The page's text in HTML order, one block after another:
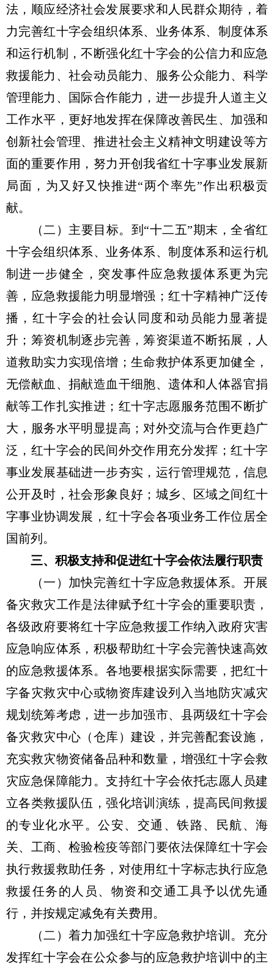
法，顺应经济社会发展要求和人民群众期待，着
力完善红十字会组织体系、业务体系、制度体系
和运行机制，不断强化红十字会的公信力和应急
救援能力、社会动员能力、服务公众能力、科学
管理能力、国际合作能力，进一步提升人道主义
工作水平，更好地发挥在保障改善民生、加强和
创新社会管理、推进社会主义精神文明建设等方
面的重要作用，努力开创我省红十字事业发展新
局面，为又好又快推进“两个率先”作出积极贡
献。
（二）主要目标。到“十二五”期末，全省红
十字会组织体系、业务体系、制度体系和运行机
制进一步健全，突发事件应急救援体系更为完
善，应急救援能力明显增强；红十字精神广泛传
播，红十字会的社会认同度和动员能力显著提
升；筹资机制逐步完善，筹资渠道不断拓展，人
道救助实力实现倍增；生命救护体系更加健全，
无偿献血、捐献造血干细胞、遗体和人体器官捐
献等工作扎实推进；红十字志愿服务范围不断扩
大，服务水平明显提高；对外交流与合作更趋广
泛，红十字会的民间外交作用充分发挥；红十字
事业发展基础进一步夯实，运行管理规范，信息
公开及时，社会形象良好；城乡、区域之间红十
字事业协调发展，红十字会各项业务工作位居全
国前列。
三、积极支持和促进红十字会依法履行职责
（一）加快完善红十字应急救援体系。开展
备灾救灾工作是法律赋予红十字会的重要职责，
各级政府要将红十字应急救援工作纳入政府灾害
应急响应体系，积极帮助红十字会完善快速高效
的应急救援体系。各地要根据实际需要，把红十
字备灾救灾中心或物资库建设列入当地防灾减灾
规划统筹考虑，进一步加强市、县两级红十字会
备灾救灾中心（仓库）建设，并完善配套设施，
充实救灾物资储备品种和数量，增强红十字会救
灾应急保障能力。支持红十字会依托志愿人员建
立各类救援队伍，强化培训演练，提高民间救援
的专业化水平。公安、交通、铁路、民航、海
关、工商、检验检疫等部门要依法保障红十字会
执行救援救助任务，对使用红十字标志执行应急
救援任务的人员、物资和交通工具予以优先通
行，并按规定减免有关费用。
（二）着力加强红十字应急救护培训。充分
发挥红十字会在公众参与的应急救护培训中的主